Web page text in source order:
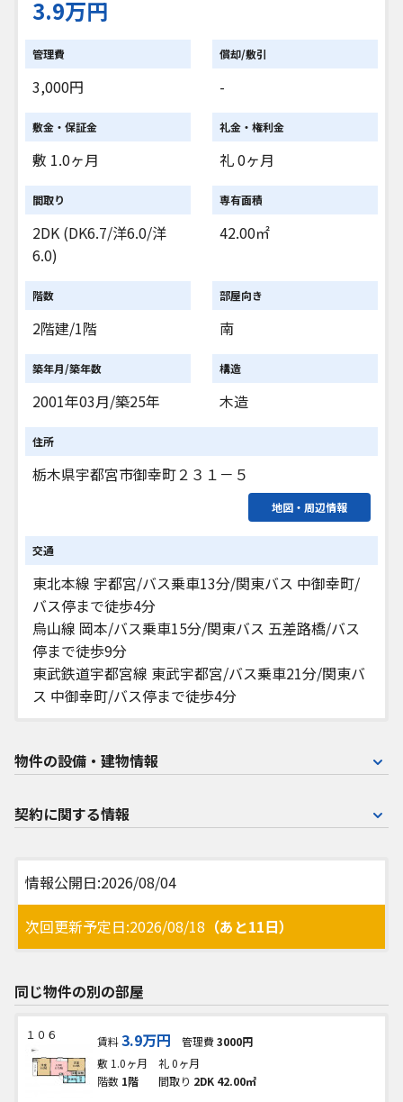
3.9万円
管理費
3,000円
償却/敷引
-
敷金・保証金
敷 1.0ヶ月
礼金・権利金
礼 0ヶ月
間取り
2DK (DK6.7/洋6.0/洋
6.0)
専有面積
42.00㎡
階数
2階建/1階
部屋向き
南
築年月/築年数
2001年03月/築25年
構造
木造
住所
栃木県宇都宮市御幸町２３１－５
地図・周辺情報
交通
東北本線 宇都宮/バス乗車13分/関東バス 中御幸町/
バス停まで徒歩4分
烏山線 岡本/バス乗車15分/関東バス 五差路橋/バス
停まで徒歩9分
東武鉄道宇都宮線 東武宇都宮/バス乗車21分/関東バ
ス 中御幸町/バス停まで徒歩4分
物件の設備・建物情報
契約に関する情報
情報公開日:2026/08/04
次回更新予定日:2026/08/18 （あと11日）
同じ物件の別の部屋
１０６ 賃料3.9万円 管理費3000円
敷 1.0ヶ月
礼 0ヶ月
階数 1階 間取り 2DK 42.00㎡